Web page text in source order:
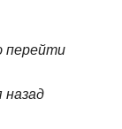
перейти
назад